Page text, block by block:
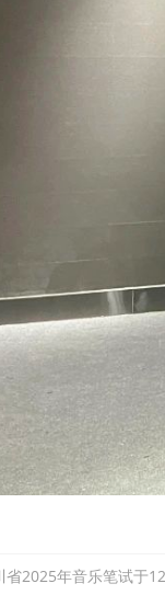
省2025年音乐笔试于